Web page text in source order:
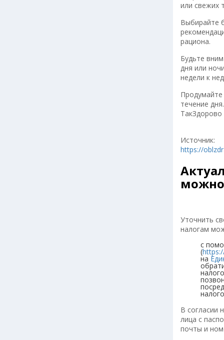
или свежих
Выбирайте
рациона.
Будьте
дня или
недели к
Продумайте
течение
ТакЗдорово
Источник:
https://
Уточнить
налогам
с
(
на
В согласии
лица с
почты и